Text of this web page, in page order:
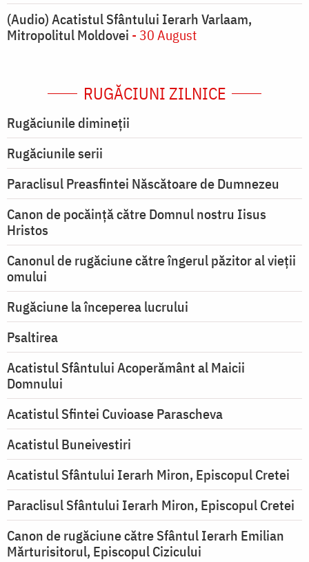
(Audio) Acatistul Sfântului Ierarh Varlaam,
Mitropolitul Moldovei - 30 August
RUGĂCIUNI ZILNICE
Rugăciunile dimineții
Rugăciunile serii
Paraclisul Preasfintei Născătoare de Dumnezeu
Canon de pocăință către Domnul nostru Iisus
Hristos
Canonul de rugăciune către îngerul păzitor al vieții
omului
Rugăciune la începerea lucrului
Psaltirea
Acatistul Sfântului Acoperământ al Maicii
Domnului
Acatistul Sfintei Cuvioase Parascheva
Acatistul Buneivestiri
Acatistul Sfântului Ierarh Miron, Episcopul Cretei
Paraclisul Sfântului Ierarh Miron, Episcopul Cretei
Canon de rugăciune către Sfântul Ierarh Emilian
Mărturisitorul, Episcopul Cizicului